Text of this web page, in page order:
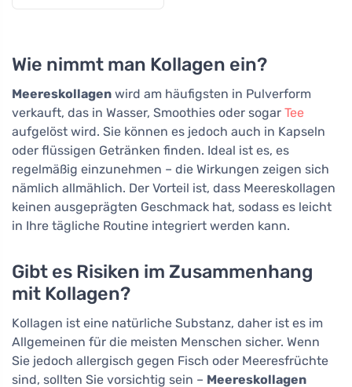
Wie nimmt man Kollagen ein?
Meereskollagen wird am häufigsten in Pulverform
verkauft, das in Wasser, Smoothies oder sogar Tee
aufgelöst wird. Sie können es jedoch auch in Kapseln
oder flüssigen Getränken finden. Ideal ist es, es
regelmäßig einzunehmen – die Wirkungen zeigen sich
nämlich allmählich. Der Vorteil ist, dass Meereskollagen
keinen ausgeprägten Geschmack hat, sodass es leicht
in Ihre tägliche Routine integriert werden kann.
Gibt es Risiken im Zusammenhang
mit Kollagen?
Kollagen ist eine natürliche Substanz, daher ist es im
Allgemeinen für die meisten Menschen sicher. Wenn
Sie jedoch allergisch gegen Fisch oder Meeresfrüchte
sind, sollten Sie vorsichtig sein – Meereskollagen